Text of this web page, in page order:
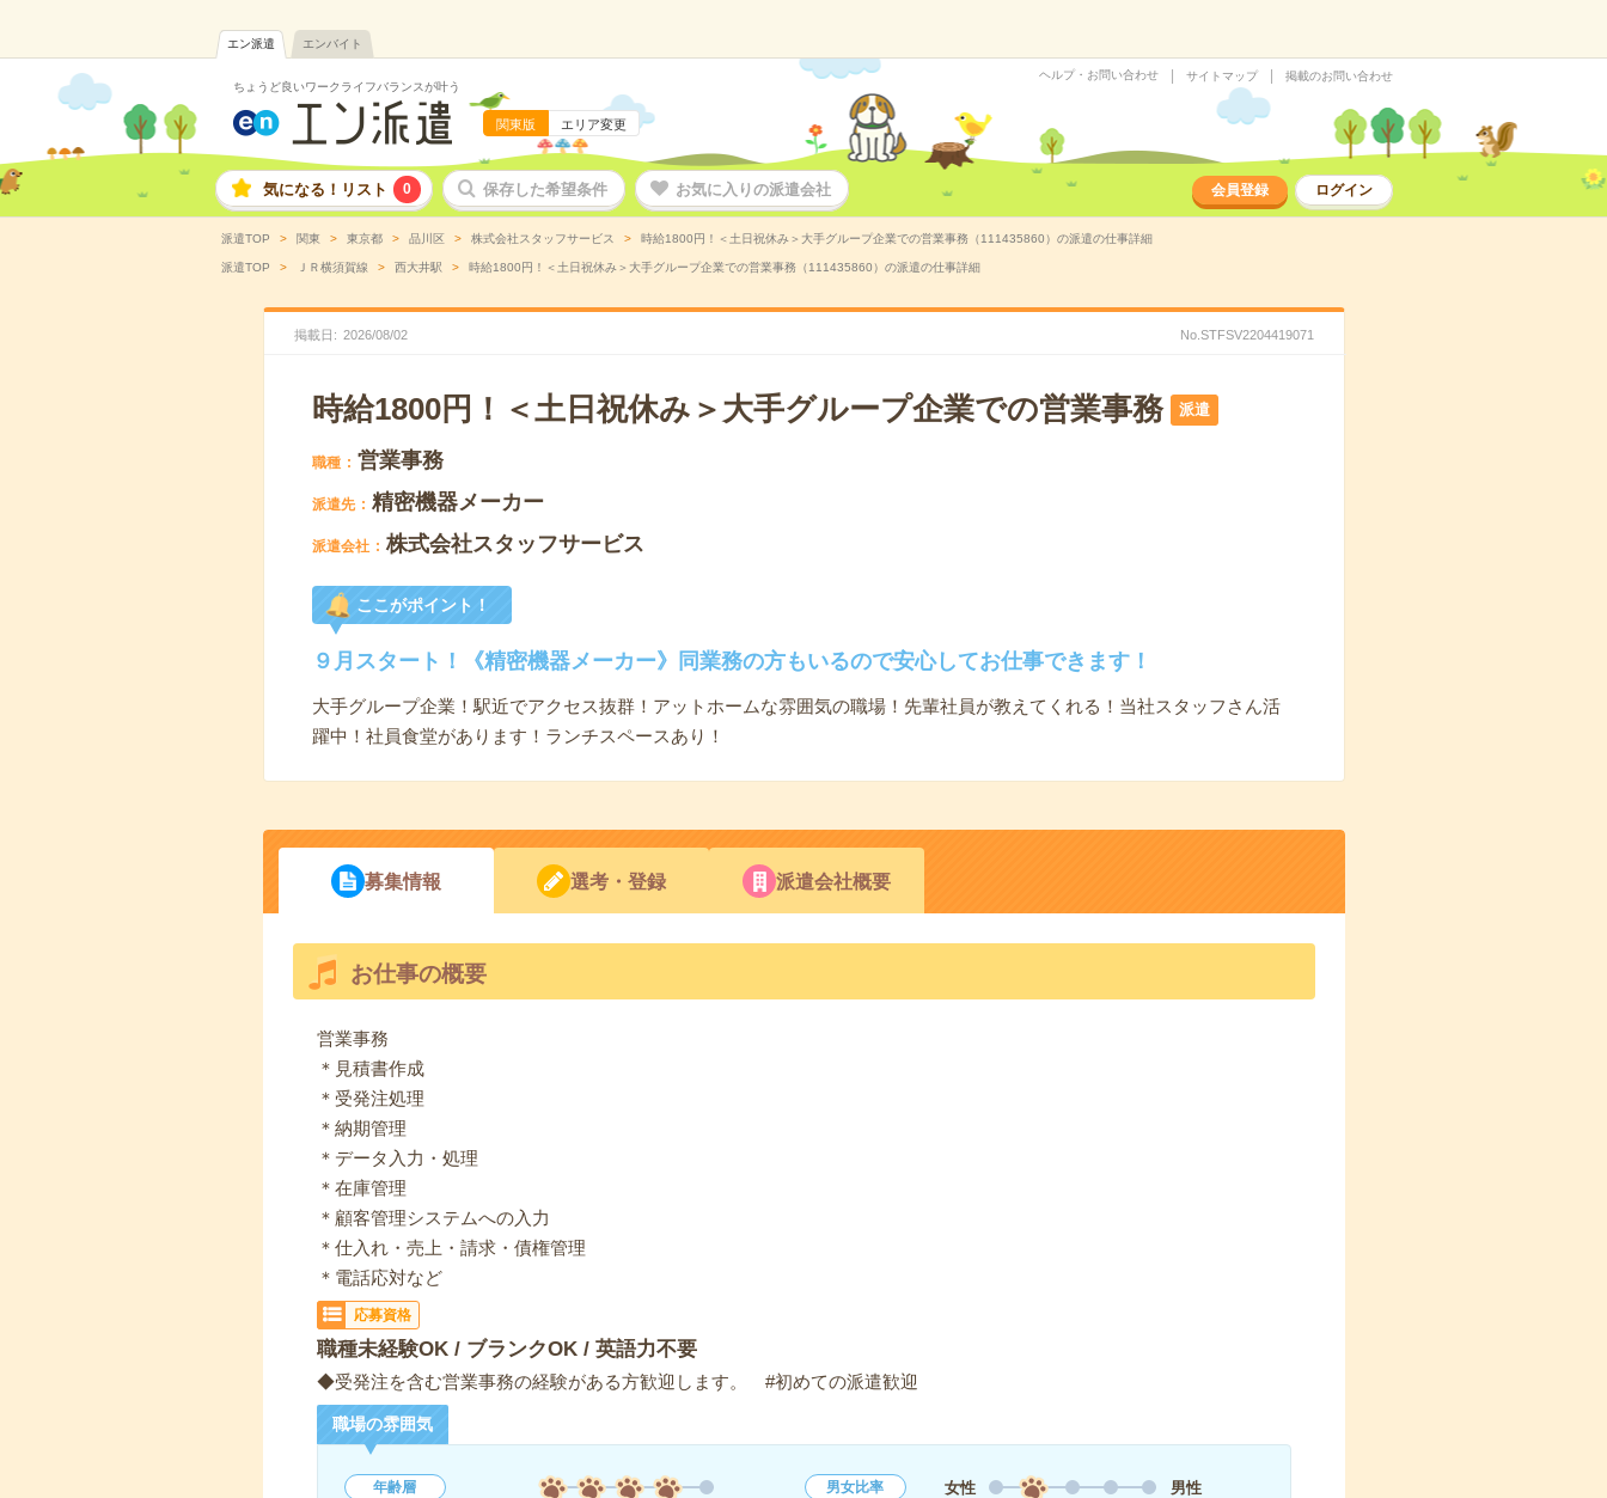
エン派遣 エンバイト
ちょうど良いワークライフバランスが叶う
関東版 エリア変更
ヘルプ・お問い合わせ サイトマップ 掲載のお問い合わせ
気になる！リスト 0 保存した希望条件 お気に入りの派遣会社 会員登録 ログイン
派遣TOP 関東 東京都 品川区 株式会社スタッフサービス 時給1800円！＜土日祝休み＞大手グループ企業での営業事務（111435860）の派遣の仕事詳細
派遣TOP ＪＲ横須賀線 西大井駅 時給1800円！＜土日祝休み＞大手グループ企業での営業事務（111435860）の派遣の仕事詳細
掲載日 2026/08/02 No.STFSV2204419071
時給1800円！＜土日祝休み＞大手グループ企業での営業事務 派遣
職種 営業事務
派遣先 精密機器メーカー
派遣会社 株式会社スタッフサービス
ここがポイント！
９月スタート！《精密機器メーカー》同業務の方もいるので安心してお仕事できます！
大手グループ企業！駅近でアクセス抜群！アットホームな雰囲気の職場！先輩社員が教えてくれる！当社スタッフさん活
躍中！社員食堂があります！ランチスペースあり！
募集情報 選考・登録 派遣会社概要
お仕事の概要
営業事務
＊見積書作成
＊受発注処理
＊納期管理
＊データ入力・処理
＊在庫管理
＊顧客管理システムへの入力
＊仕入れ・売上・請求・債権管理
＊電話応対など
応募資格
職種未経験OK / ブランクOK / 英語力不要
◆受発注を含む営業事務の経験がある方歓迎します。 #初めての派遣歓迎
職場の雰囲気
年齢層 男女比率 女性 男性